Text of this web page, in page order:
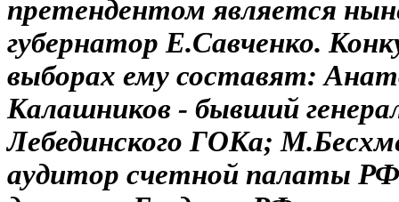
претендентом является
губернатор Е.Савченко.
выборах ему составят:
Калашников - бывший
Лебединского ГОКа;
аудитор счетной палаты